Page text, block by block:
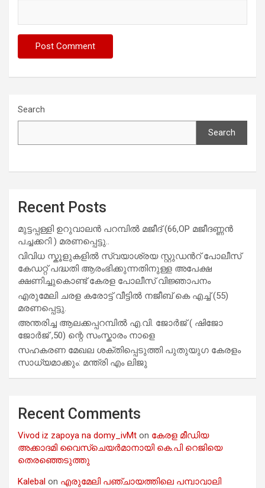
Search
Search
Recent Posts
മുട്ടപ്പള്ളി ഉറുവാലൻ പറമ്പിൽ മജീദ് (66,OP മജീദണ്ണൻ
പച്ചക്കറി ) മരണപ്പെട്ടു..
വിവിധ സ്കൂളുകളില്‍ സ്വയാശ്രയ സ്റ്റുഡന്‍റ് പോലീസ്
കേഡറ്റ് പദ്ധതി ആരംഭിക്കുന്നതിനുള്ള അപേക്ഷ
ക്ഷണിച്ചുകൊണ്ട് കേരള പോലീസ് വിജ്ഞാപനം
എരുമേലി ചരള കരോട്ട് വീട്ടിൽ നജീബ് കെ എച്ച് (55)
മരണപ്പെട്ടു.
അന്തരിച്ച ആ​ല​ക്ക​പ്പ​റമ്പിൽ​ എ.​വി. ജോ​ർ​ജ് ( ഷിജോ
ജോർജ് ,50) ന്റെ സംസ്കാരം നാളെ
സഹകരണ മേഖല ശക്തിപ്പെടുത്തി പുതുയുഗ കേരളം
സാധ്യമാക്കും: മന്ത്രി എം ലിജു
Recent Comments
Vivod iz zapoya na domy_ivMt on കേരള മീഡിയ
അക്കാദമി വൈസ്ചെയർമാനായി കെ.പി റെജിയെ
തെരഞ്ഞെടുത്തു
Kalebal on എരുമേലി പഞ്ചായത്തിലെ പമ്പാവാലി